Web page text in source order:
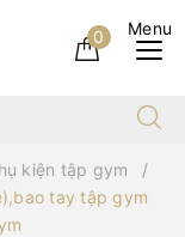
0
kiện tập gym
tay tập gym